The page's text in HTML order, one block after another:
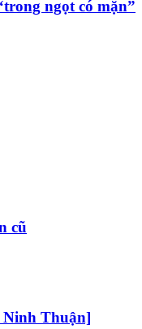
ngọt có mặn”
cũ
Thuận]